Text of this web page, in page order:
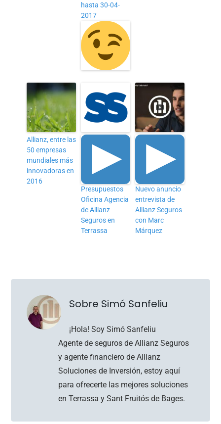
hasta 30-04-
2017
Allianz, entre las
50 empresas
mundiales más
innovadoras en
2016
Presupuestos
Oficina Agencia
de Allianz
Seguros en
Terrassa
Nuevo anuncio
entrevista de
Allianz Seguros
con Marc
Márquez
Sobre Simó Sanfeliu
¡Hola! Soy Simó Sanfeliu
Agente de seguros de Allianz Seguros
y agente financiero de Allianz
Soluciones de Inversión, estoy aquí
para ofrecerte las mejores soluciones
en Terrassa y Sant Fruitós de Bages.